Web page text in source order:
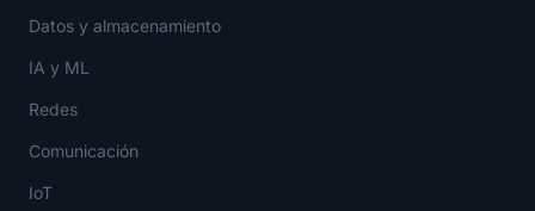
Datos y almacenamiento
IA y ML
Redes
Comunicación
IoT